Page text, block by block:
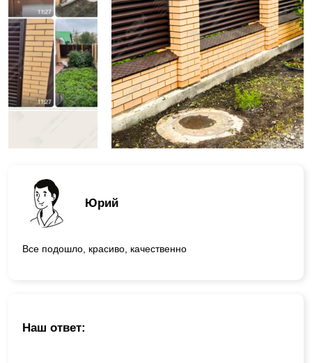
Юрий
Все подошло, красиво, качественно
Наш ответ: